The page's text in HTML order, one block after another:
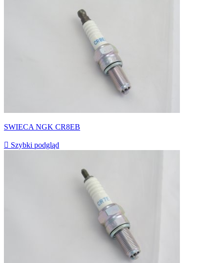
SWIECA NGK CR8EB
 Szybki podgląd